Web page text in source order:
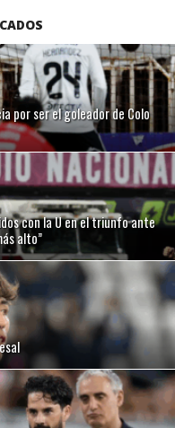
por ser el goleador de Colo
con la U en el triunfo ante
alto”